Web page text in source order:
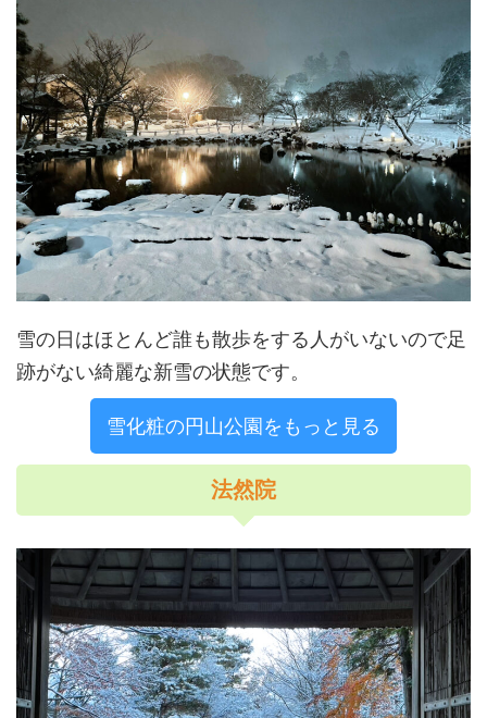
雪の日はほとんど誰も散歩をする人がいないので足
跡がない綺麗な新雪の状態です。
雪化粧の円山公園をもっと見る
法然院